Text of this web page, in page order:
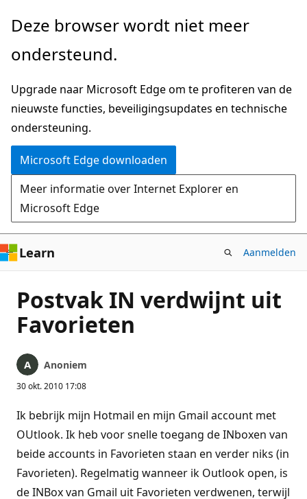
Naar
gaan
Deze browser wordt niet meer
ondersteund.
Upgrade naar Microsoft Edge om te profiteren van de
nieuwste functies, beveiligingsupdates en technische
ondersteuning.
Microsoft Edge downloaden
Meer informatie over Internet Explorer en
Microsoft Edge
Learn Aanmelden
Postvak IN verdwijnt uit
Favorieten
Anoniem
30 okt. 2010 17:08
Ik bebrijk mijn Hotmail en mijn Gmail account met
OUtlook. Ik heb voor snelle toegang de INboxen van
beide accounts in Favorieten staan en verder niks (in
Favorieten). Regelmatig wanneer ik Outlook open, is
de INBox van Gmail uit Favorieten verdwenen, terwijl